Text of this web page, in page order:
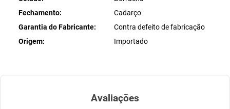
Fechamento
Cadarço
Garantia do Fabricante
Contra defeito de fabricação
Origem
Importado
Avaliações